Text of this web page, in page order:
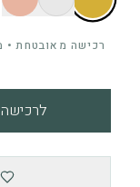
רכישה מאובטחת •
לרכישה